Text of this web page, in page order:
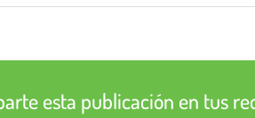
esta publicación en tus